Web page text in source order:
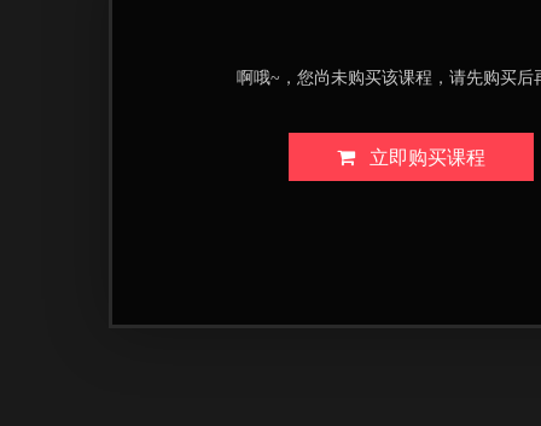
啊哦~，您尚未购买该课程，请先购买后
立即购买课程